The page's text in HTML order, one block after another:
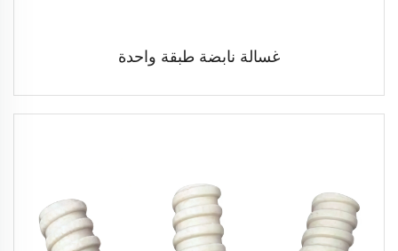
غسالة نابضة طبقة واحدة